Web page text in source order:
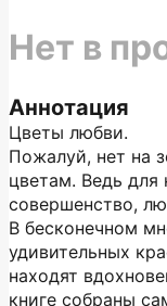
Аннотация
Цветы любви.
Пожалуй, нет на
цветам. Ведь для
совершенство,
В бесконечном
удивительных
находят
книге собраны
Нет в